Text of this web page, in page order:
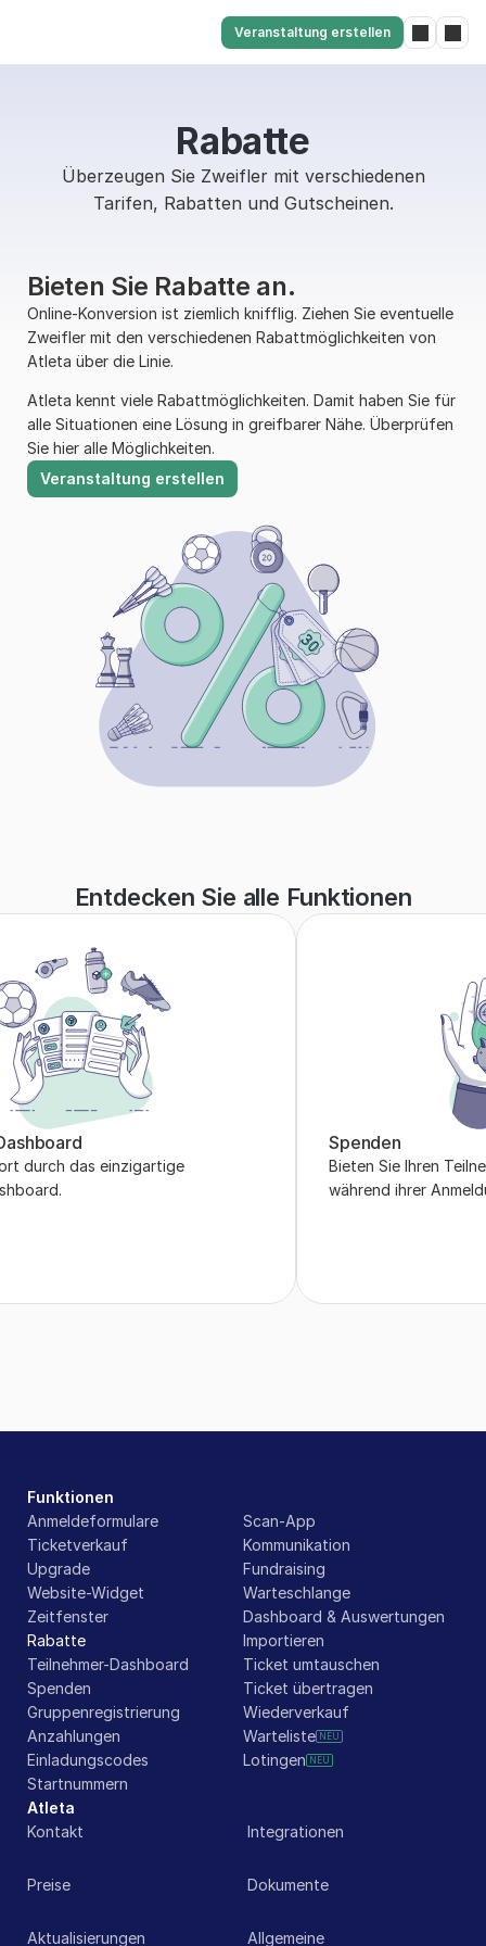
Rabatte
Überzeugen Sie Zweifler mit verschiedenen
Tarifen, Rabatten und Gutscheinen.
Bieten Sie Rabatte an.
Online-Konversion ist ziemlich knifflig. Ziehen Sie eventuelle
Zweifler mit den verschiedenen Rabattmöglichkeiten von
Atleta über die Linie.
Atleta kennt viele Rabattmöglichkeiten. Damit haben Sie für
alle Situationen eine Lösung in greifbarer Nähe. Überprüfen
Sie hier alle Möglichkeiten.
Veranstaltung erstellen
Entdecken Sie alle Funktionen
durch das einzigartige
Spenden
Bieten Sie Ihren
während ihrer
Funktionen
Anmeldeformulare
Ticketverkauf
Upgrade
Website-Widget
Zeitfenster
Rabatte
Teilnehmer-Dashboard
Spenden
Gruppenregistrierung
Anzahlungen
Einladungscodes
Startnummern
Scan-App
Kommunikation
Fundraising
Warteschlange
Dashboard & Auswertungen
Importieren
Ticket umtauschen
Ticket übertragen
Wiederverkauf
Warteliste NEU
Lotingen NEU
Atleta
Kontakt
Integrationen
Preise Dokumente
Aktualisierungen Allgemeine
Veranstaltung erstellen